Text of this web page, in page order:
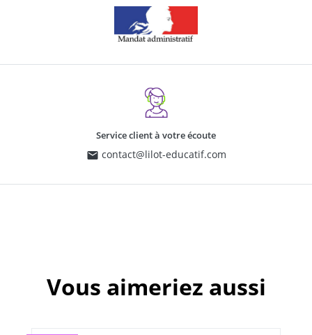
Service client à votre écoute
contact@lilot-educatif.com
Vous aimeriez aussi